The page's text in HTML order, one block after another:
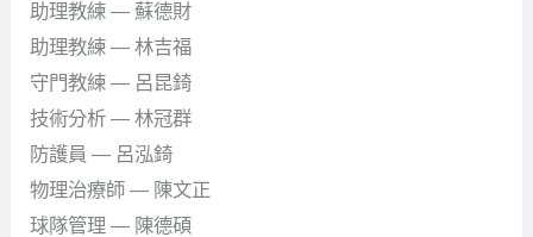
助理教練 — 蘇德財
助理教練 — 林吉福
守門教練 — 呂昆錡
技術分析 — 林冠群
防護員 — 呂泓錡
物理治療師 — 陳文正
球隊管理 — 陳德碩